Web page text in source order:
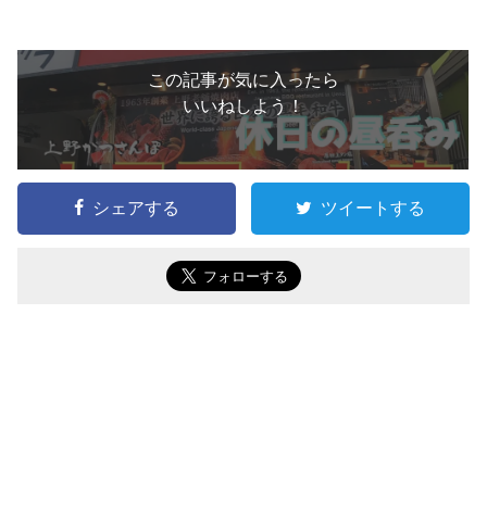
この記事が気に入ったら
いいねしよう！
シェアする ツイートする